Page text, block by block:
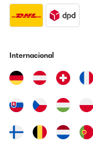
Internacional